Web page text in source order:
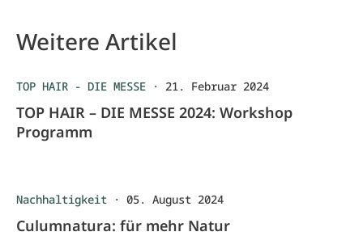
Weitere Artikel
TOP HAIR - DIE MESSE · 21. Februar 2024
TOP HAIR – DIE MESSE 2024: Workshop
Programm
Nachhaltigkeit · 05. August 2024
Culumnatura: für mehr Natur